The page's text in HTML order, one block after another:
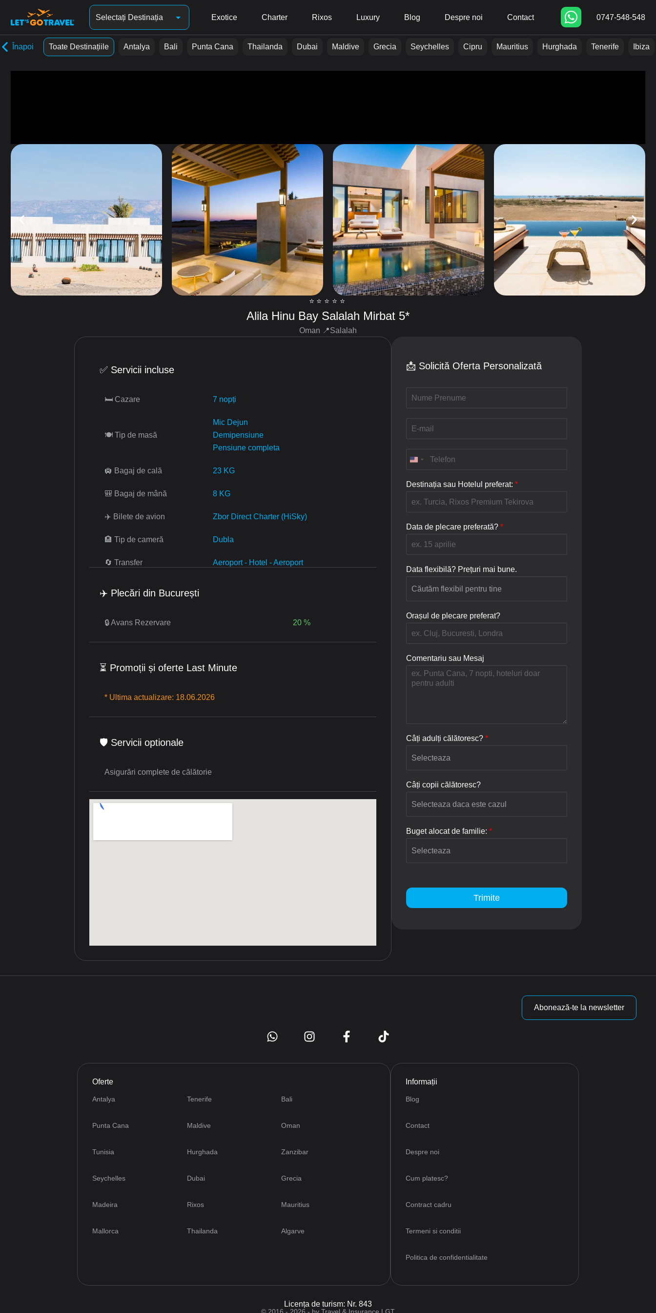
Selectați Destinația
Exotice Charter Rixos Luxury Blog Despre noi Contact 0747-548-548
Înapoi Toate Destinațiile Antalya Bali Punta Cana Thailanda Dubai Maldive Grecia Seychelles Cipru Mauritius Hurghada Tenerife Ibiza
⭐️⭐️⭐️⭐️⭐️
Alila Hinu Bay Salalah Mirbat 5*
Oman 📍Salalah
✅ Servicii incluse
🛏 Cazare 7 nopți
🍽 Tip de masă
Mic Dejun
Demipensiune
Pensiune completa
🛄 Bagaj de cală 23 KG
🎒 Bagaj de mână 8 KG
✈️ Bilete de avion Zbor Direct Charter (HiSky)
🏨 Tip de cameră Dubla
🔄 Transfer Aeroport - Hotel - Aeroport
✈️ Plecări din București
🔒 Avans Rezervare 20 %
⏳ Promoții și oferte Last Minute
* Ultima actualizare: 18.06.2026
🛡 Servicii optionale
Asigurări complete de călătorie
📩 Solicită Oferta Personalizată
m
e
P
r
n
u
m
m
a
l
*
l
e
f
n
Destinația sau Hotelul preferat: *
Data de plecare preferată? *
Data flexibilă? Prețuri mai bune.
Orașul de plecare preferat?
Comentariu sau Mesaj
Câți adulți călătoresc? *
Câți copii călătoresc?
Buget alocat de familie: *
Trimite
Abonează-te la newsletter
Oferte
Antalya Tenerife Bali
Punta Cana Maldive Oman
Tunisia Hurghada Zanzibar
Seychelles Dubai Grecia
Madeira Rixos Mauritius
Mallorca Thailanda Algarve
Informații
Blog
Contact
Despre noi
Cum platesc?
Contract cadru
Termeni si conditii
Politica de confidentialitate
Licența de turism: Nr. 843